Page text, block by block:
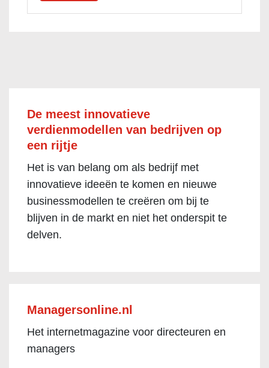
De meest innovatieve
verdienmodellen van bedrijven op
een rijtje
Het is van belang om als bedrijf met
innovatieve ideeën te komen en nieuwe
businessmodellen te creëren om bij te
blijven in de markt en niet het onderspit te
delven.
Managersonline.nl
Het internetmagazine voor directeuren en
managers